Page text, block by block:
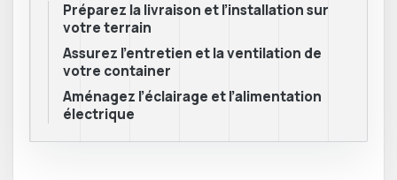
Préparez la livraison et l’installation sur
votre terrain
Assurez l’entretien et la ventilation de
votre container
Aménagez l’éclairage et l’alimentation
électrique